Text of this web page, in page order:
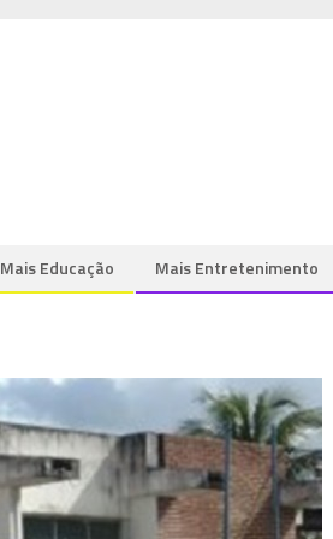
Mais Educação Mais Entretenimento